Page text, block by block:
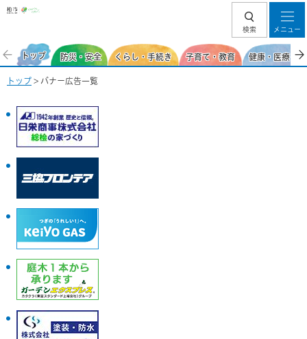
柏市
検索 メニュー
トップ 防災・安全 くらし・手続き 子育て・教育 健康・医療・
トップ > バナー広告一覧